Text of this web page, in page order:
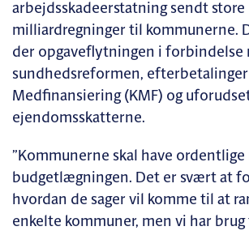
arbejdsskadeerstatning sendt store
milliardregninger til kommunerne.
der opgaveflytningen i forbindelse
sundhedsreformen, efterbetalinger
Medfinansiering (KMF) og
ejendomsskatterne.
”Kommunerne skal have
budgetlægningen. Det er svært at
hvordan de sager vil komme til at
enkelte kommuner, men vi har